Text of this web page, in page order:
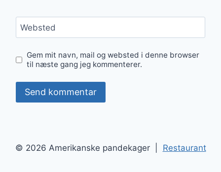
Websted
Gem mit navn, mail og websted i denne browser
til næste gang jeg kommenterer.
© 2026 Amerikanske pandekager | Restaurant